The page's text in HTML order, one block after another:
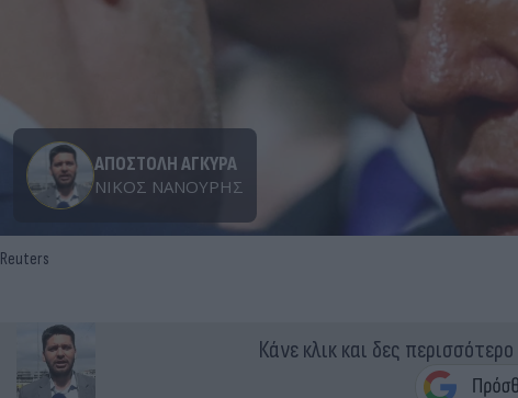
ΑΠΟΣΤΟΛΗ ΑΓΚΥΡΑ
ΝΊΚΟΣ ΝΑΝΟΎΡΗΣ
Reuters
Κάνε κλικ και δες περισσότερο